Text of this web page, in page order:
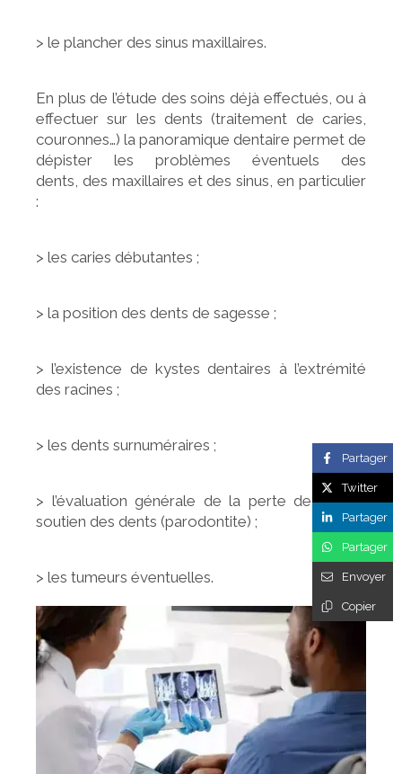
> le plancher des sinus maxillaires.
En plus de l’étude des soins déjà effectués, ou à
effectuer sur les dents (traitement de caries,
couronnes…) la panoramique dentaire permet de
dépister les problèmes éventuels des
dents, des maxillaires et des sinus, en particulier
:
> les caries débutantes ;
> la position des dents de sagesse ;
> l’existence de kystes dentaires à l’extrémité
des racines ;
> les dents surnuméraires ;
> l’évaluation générale de la perte de l’os de
soutien des dents (parodontite) ;
> les tumeurs éventuelles.
Partager
Twitter
Partager
Partager
Envoyer
Copier